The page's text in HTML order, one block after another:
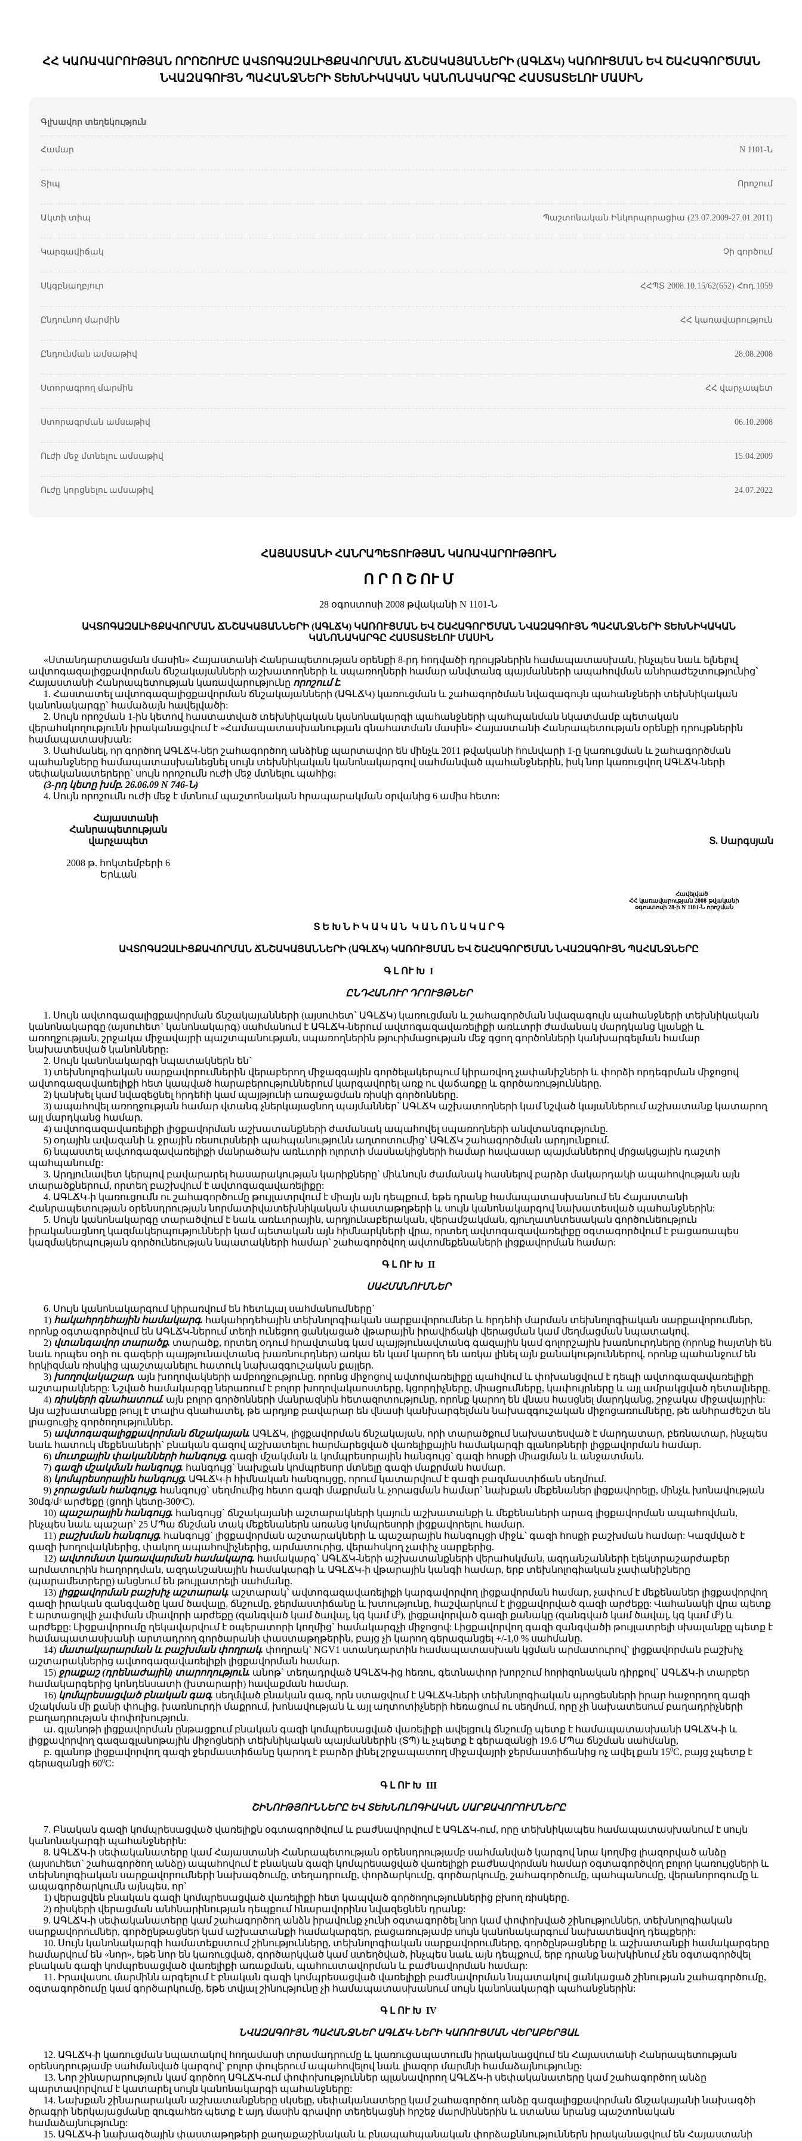
ՀՀ ԿԱՌԱՎԱՐՈՒԹՅԱՆ ՈՐՈՇՈՒՄԸ ԱՎՏՈԳԱԶԱԼԻՑՔԱՎՈՐՄԱՆ ՃՆՇԱԿԱՅԱՆՆԵՐԻ (ԱԳԼՃԿ) ԿԱՌՈՒՑՄԱՆ ԵՎ ՇԱՀԱԳՈՐԾՄԱՆ
ՆՎԱԶԱԳՈՒՅՆ ՊԱՀԱՆՋՆԵՐԻ ՏԵԽՆԻԿԱԿԱՆ ԿԱՆՈՆԱԿԱՐԳԸ ՀԱՍՏԱՏԵԼՈՒ ՄԱՍԻՆ
Գլխավոր տեղեկություն
Համար N 1101-Ն
Տիպ Որոշում
Ակտի տիպ Պաշտոնական Ինկորպորացիա (23.07.2009-27.01.2011)
Կարգավիճակ Չի գործում
Սկզբնաղբյուր ՀՀՊՏ 2008.10.15/62(652) Հոդ.1059
Ընդունող մարմին ՀՀ կառավարություն
Ընդունման ամսաթիվ 28.08.2008
Ստորագրող մարմին ՀՀ վարչապետ
Ստորագրման ամսաթիվ 06.10.2008
Ուժի մեջ մտնելու ամսաթիվ 15.04.2009
Ուժը կորցնելու ամսաթիվ 24.07.2022
ՀԱՅԱՍՏԱՆԻ ՀԱՆՐԱՊԵՏՈՒԹՅԱՆ ԿԱՌԱՎԱՐՈՒԹՅՈՒՆ
Ո Ր Ո Շ ՈՒ Մ
28 օգոստոսի 2008 թվականի N 1101-Ն
ԱՎՏՈԳԱԶԱԼԻՑՔԱՎՈՐՄԱՆ ՃՆՇԱԿԱՅԱՆՆԵՐԻ (ԱԳԼՃԿ) ԿԱՌՈՒՑՄԱՆ ԵՎ ՇԱՀԱԳՈՐԾՄԱՆ ՆՎԱԶԱԳՈՒՅՆ ՊԱՀԱՆՋՆԵՐԻ ՏԵԽՆԻԿԱԿԱՆ
ԿԱՆՈՆԱԿԱՐԳԸ ՀԱՍՏԱՏԵԼՈՒ ՄԱՍԻՆ
«Ստանդարտացման մասին» Հայաստանի Հանրապետության օրենքի 8-րդ հոդվածի դրույթներին համապատասխան, ինչպես նաև ելնելով
ավտոգազալիցքավորման ճնշակայանների աշխատողների և սպառողների համար անվտանգ պայմանների ապահովման անհրաժեշտությունից`
Հայաստանի Հանրապետության կառավարությունը որոշում է.
1. Հաստատել ավտոգազալիցքավորման ճնշակայանների (ԱԳԼՃԿ) կառուցման և շահագործման նվազագույն պահանջների տեխնիկական
կանոնակարգը` համաձայն հավելվածի:
2. Սույն որոշման 1-ին կետով հաստատված տեխնիկական կանոնակարգի պահանջների պահպանման նկատմամբ պետական
վերահսկողությունն իրականացվում է «Համապատասխանության գնահատման մասին» Հայաստանի Հանրապետության օրենքի դրույթներին
համապատասխան:
3. Սահմանել, որ գործող ԱԳԼՃԿ-ներ շահագործող անձինք պարտավոր են մինչև 2011 թվականի հունվարի 1-ը կառուցման և շահագործման
պահանջները համապատասխանեցնել սույն տեխնիկական կանոնակարգով սահմանված պահանջներին, իսկ նոր կառուցվող ԱԳԼՃԿ-ների
սեփականատերերը` սույն որոշումն ուժի մեջ մտնելու պահից:
(3-րդ կետը խմբ. 26.06.09 N 746-Ն)
4. Սույն որոշումն ուժի մեջ է մտնում պաշտոնական հրապարակման օրվանից 6 ամիս հետո:
Հայաստանի
Հանրապետության
վարչապետ
Տ. Սարգսյան
2008 թ. հոկտեմբերի 6
Երևան
Հավելված
ՀՀ կառավարության 2008 թվականի
օգոստոսի 28-ի N 1101-Ն որոշման
Տ Ե Խ Ն Ի Կ Ա Կ Ա Ն Կ Ա Ն Ո Ն Ա Կ Ա Ր Գ
ԱՎՏՈԳԱԶԱԼԻՑՔԱՎՈՐՄԱՆ ՃՆՇԱԿԱՅԱՆՆԵՐԻ (ԱԳԼՃԿ) ԿԱՌՈՒՑՄԱՆ ԵՎ ՇԱՀԱԳՈՐԾՄԱՆ ՆՎԱԶԱԳՈՒՅՆ ՊԱՀԱՆՋՆԵՐԸ
Գ Լ ՈՒ Խ I
ԸՆԴՀԱՆՈՒՐ ԴՐՈՒՅԹՆԵՐ
1. Սույն ավտոգազալիցքավորման ճնշակայանների (այսուհետ` ԱԳԼՃԿ) կառուցման և շահագործման նվազագույն պահանջների տեխնիկական
կանոնակարգը (այսուհետ` կանոնակարգ) սահմանում է ԱԳԼՃԿ-ներում ավտոգազավառելիքի առևտրի ժամանակ մարդկանց կյանքի և
առողջության, շրջակա միջավայրի պաշտպանության, սպառողներին թյուրիմացության մեջ գցող գործոնների կանխարգելման համար
նախատեսված կանոնները:
2. Սույն կանոնակարգի նպատակներն են`
1) տեխնոլոգիական սարքավորումներին վերաբերող միջազգային գործելակերպում կիրառվող չափանիշների և փորձի որդեգրման միջոցով
ավտոգազավառելիքի հետ կապված հարաբերություններում կարգավորել առք ու վաճառքը և գործառությունները.
2) կանխել կամ նվազեցնել հրդեհի կամ պայթյունի առաջացման ռիսկի գործոնները.
3) ապահովել առողջության համար վտանգ չներկայացնող պայմաններ` ԱԳԼՃԿ աշխատողների կամ նշված կայաններում աշխատանք կատարող
այլ մարդկանց համար.
4) ավտոգազավառելիքի լիցքավորման աշխատանքների ժամանակ ապահովել սպառողների անվտանգությունը.
5) օդային ավազանի և ջրային ռեսուրսների պահպանությունն աղտոտումից` ԱԳԼՃԿ շահագործման արդյունքում.
6) նպաստել ավտոգազավառելիքի մանրածախ առևտրի ոլորտի մասնակիցների համար հավասար պայմաններով մրցակցային դաշտի
պահպանումը:
3. Արդյունավետ կերպով բավարարել հասարակության կարիքները` միևնույն ժամանակ հասնելով բարձր մակարդակի ապահովության այն
տարածքներում, որտեղ բաշխվում է ավտոգազավառելիքը:
4. ԱԳԼՃԿ-ի կառուցումն ու շահագործումը թույլատրվում է միայն այն դեպքում, եթե դրանք համապատասխանում են Հայաստանի
Հանրապետության օրենսդրության նորմատիվատեխնիկական փաստաթղթերի և սույն կանոնակարգով նախատեսված պահանջներին:
5. Սույն կանոնակարգը տարածվում է նաև առևտրային, արդյունաբերական, վերամշակման, գյուղատնտեսական գործունեություն
իրականացնող կազմակերպությունների կամ պետական այն հիմնարկների վրա, որտեղ ավտոգազավառելիքը օգտագործվում է բացառապես
կազմակերպության գործունեության նպատակների համար` շահագործվող ավտոմեքենաների լիցքավորման համար:
Գ Լ ՈՒ Խ II
ՍԱՀՄԱՆՈՒՄՆԵՐ
6. Սույն կանոնակարգում կիրառվում են հետևյալ սահմանումները`
1) հակահրդեհային համակարգ. հակահրդեհային տեխնոլոգիական սարքավորումներ և հրդեհի մարման տեխնոլոգիական սարքավորումներ,
որոնք օգտագործվում են ԱԳԼՃԿ-ներում տեղի ունեցող ցանկացած վթարային իրավիճակի վերացման կամ մեղմացման նպատակով.
2) վտանգավոր տարածք. տարածք, որտեղ օդում հրավտանգ կամ պայթյունավտանգ գազային կամ գոլորշային խառնուրդները (որոնք հայտնի են
նաև որպես օդի ու գազերի պայթյունավտանգ խառնուրդներ) առկա են կամ կարող են առկա լինել այն քանակություններով, որոնք պահանջում են
հրկիզման ռիսկից պաշտպանելու հատուկ նախազգուշական քայլեր.
3) խողովակաշար. այն խողովակների ամբողջությունը, որոնց միջոցով ավտովառելիքը պահվում և փոխանցվում է դեպի ավտոգազավառելիքի
աշտարակները: Նշված համակարգը ներառում է բոլոր խողովակաոստերը, կցորդիչները, միացումները, կափույրները և այլ ամրակցված դետալները.
4) ռիսկերի գնահատում. այն բոլոր գործոնների մանրազնին հետազոտությունը, որոնք կարող են վնաս հասցնել մարդկանց, շրջակա միջավայրին:
Այս աշխատանքը թույլ է տալիս գնահատել, թե արդյոք բավարար են վնասի կանխարգելման նախազգուշական միջոցառումները, թե անհրաժեշտ են
լրացուցիչ գործողություններ.
5) ավտոգազալիցքավորման ճնշակայան. ԱԳԼՃԿ, լիցքավորման ճնշակայան, որի տարածքում նախատեսված է մարդատար, բեռնատար, ինչպես
նաև հատուկ մեքենաների` բնական գազով աշխատելու հարմարեցված վառելիքային համակարգի գլանոթների լիցքավորման համար.
6) մուտքային փականների հանգույց. գազի մշակման և կոմպրեսորային հանգույց` գազի հոսքի միացման և անջատման.
7) գազի մշակման հանգույց. հանգույց` նախքան կոմպրեսոր մտնելը գազի մաքրման համար.
8) կոմպրեսորային հանգույց. ԱԳԼՃԿ-ի հիմնական հանգույցը, որում կատարվում է գազի բազմաստիճան սեղմում.
9) չորացման հանգույց. հանգույց` սեղմումից հետո գազի մաքրման և չորացման համար` նախքան մեքենաներ լիցքավորելը, մինչև խոնավության
30մգ/մ3 արժեքը (ցողի կետը-3000C).
10) պաշարային հանգույց. հանգույց` ճնշակայանի աշտարակների կայուն աշխատանքի և մեքենաների արագ լիցքավորման ապահովման,
ինչպես նաև պաշար` 25 ՄՊա ճնշման տակ մեքենաներն առանց կոմպրեսորի լիցքավորելու համար.
11) բաշխման հանգույց. հանգույց` լիցքավորման աշտարակների և պաշարային հանգույցի միջև` գազի հոսքի բաշխման համար: Կազմված է
գազի խողովակներից, փակող ապահովիչներից, արմատուրից, վերահսկող չափիչ սարքերից.
12) ավտոմատ կառավարման համակարգ. համակարգ` ԱԳԼՃԿ-ների աշխատանքների վերահսկման, ազդանշանների էլեկտրաշարժաբեր
արմատուրին հաղորդման, ազդանշանային համակարգի և ԱԳԼՃԿ-ի վթարային կանգի համար, երբ տեխնոլոգիական չափանիշները
(պարամետրերը) անցնում են թույլատրելի սահմանը.
13) լիցքավորման բաշխիչ աշտարակ. աշտարակ` ավտոգազավառելիքի կարգավորվող լիցքավորման համար, չափում է մեքենաներ լիցքավորվող
գազի իրական զանգվածը կամ ծավալը, ճնշումը, ջերմաստիճանը և խտությունը, հաշվարկում է լիցքավորված գազի արժեքը: Վահանակի վրա պետք
է արտացոլվի չափման միավորի արժեքը (զանգված կամ ծավալ, կգ կամ մ3), լիցքավորված գազի քանակը (զանգված կամ ծավալ, կգ կամ մ3) և
արժեքը: Լիցքավորումը ղեկավարվում է օպերատորի կողմից` համակարգչի միջոցով: Լիցքավորվող գազի զանգվածի թույլատրելի սխալանքը պետք է
համապատասխանի արտադրող գործարանի փաստաթղթերին, բայց չի կարող գերազանցել +/-1,0 % սահմանը.
14) մատակարարման և բաշխման փողրակ. փողրակ` NGV1 ստանդարտին համապատասխան կցման արմատուրով` լիցքավորման բաշխիչ
աշտարակներից ավտոգազավառելիքի լիցքավորման համար.
15) ջրաքաշ (դրենաժային) տարողություն. անոթ` տեղադրված ԱԳԼՃԿ-ից հեռու, գետնափոր խորշում հորիզոնական դիրքով` ԱԳԼՃԿ-ի տարբեր
համակարգերից կոնդենսատի (խտարարի) հավաքման համար.
16) կոմպրեսացված բնական գազ. սեղմված բնական գազ, որն ստացվում է ԱԳԼՃԿ-ների տեխնոլոգիական պրոցեսների իրար հաջորդող գազի
մշակման մի քանի փուլից. խառնուրդի մաքրում, խոնավության և այլ աղտոտիչների հեռացում ու սեղմում, որը չի նախատեսում բաղադրիչների
բաղադրության փոփոխություն.
ա. գլանոթի լիցքավորման ընթացքում բնական գազի կոմպրեսացված վառելիքի ավելցուկ ճնշումը պետք է համապատասխանի ԱԳԼՃԿ-ի և
լիցքավորվող գազագլանոթային միջոցների տեխնիկական պայմաններին (ՏՊ) և չպետք է գերազանցի 19.6 ՄՊա ճնշման սահմանը,
բ. գլանոթ լիցքավորվող գազի ջերմաստիճանը կարող է բարձր լինել շրջապատող միջավայրի ջերմաստիճանից ոչ ավել քան 150C, բայց չպետք է
գերազանցի 600C:
Գ Լ ՈՒ Խ III
ՇԻՆՈՒԹՅՈՒՆՆԵՐԸ ԵՎ ՏԵԽՆՈԼՈԳԻԱԿԱՆ ՍԱՐՔԱՎՈՐՈՒՄՆԵՐԸ
7. Բնական գազի կոմպրեսացված վառելիքն օգտագործվում և բաժնավորվում է ԱԳԼՃԿ-ում, որը տեխնիկապես համապատասխանում է սույն
կանոնակարգի պահանջներին:
8. ԱԳԼՃԿ-ի սեփականատերը կամ Հայաստանի Հանրապետության օրենսդրությամբ սահմանված կարգով նրա կողմից լիազորված անձը
(այսուհետ` շահագործող անձը) ապահովում է բնական գազի կոմպրեսացված վառելիքի բաժնավորման համար օգտագործվող բոլոր կառույցների և
տեխնոլոգիական սարքավորումների նախագծումը, տեղադրումը, փորձարկումը, գործարկումը, շահագործումը, պահպանումը, վերանորոգումը և
ապագործարկումն այնպես, որ`
1) վերացվեն բնական գազի կոմպրեսացված վառելիքի հետ կապված գործողություններից բխող ռիսկերը.
2) ռիսկերի վերացման անհնարինության դեպքում հնարավորինս նվազեցնեն դրանք:
9. ԱԳԼՃԿ-ի սեփականատերը կամ շահագործող անձն իրավունք չունի օգտագործել նոր կամ փոփոխված շինություններ, տեխնոլոգիական
սարքավորումներ, գործընթացներ կամ աշխատանքի համակարգեր, բացառությամբ սույն կանոնակարգում նախատեսվող դեպքերի:
10. Սույն կանոնակարգի համատեքստում շինությունները, տեխնոլոգիական սարքավորումները, գործընթացները և աշխատանքի համակարգերը
համարվում են «նոր», եթե նոր են կառուցված, գործարկված կամ ստեղծված, ինչպես նաև այն դեպքում, երբ դրանք նախկինում չեն օգտագործվել
բնական գազի կոմպրեսացված վառելիքի առաքման, պահուստավորման և բաժնավորման համար:
11. Իրավասու մարմինն արգելում է բնական գազի կոմպրեսացված վառելիքի բաժնավորման նպատակով ցանկացած շինության շահագործումը,
օգտագործումը կամ գործարկումը, եթե տվյալ շինությունը չի համապատասխանում սույն կանոնակարգի պահանջներին:
Գ Լ ՈՒ Խ IV
ՆՎԱԶԱԳՈՒՅՆ ՊԱՀԱՆՋՆԵՐ ԱԳԼՃԿ-ՆԵՐԻ ԿԱՌՈՒՑՄԱՆ ՎԵՐԱԲԵՐՅԱԼ
12. ԱԳԼՃԿ-ի կառուցման նպատակով հողամասի տրամադրումը և կառուցապատումն իրականացվում են Հայաստանի Հանրապետության
օրենսդրությամբ սահմանված կարգով` բոլոր փուլերում ապահովելով նաև լիազոր մարմնի համաձայնությունը:
13. Նոր շինարարություն կամ գործող ԱԳԼՃԿ-ում փոփոխություններ պլանավորող ԱԳԼՃԿ-ի սեփականատերը կամ շահագործող անձը
պարտավորվում է կատարել սույն կանոնակարգի պահանջները:
14. Նախքան շինարարական աշխատանքները սկսելը, սեփականատերը կամ շահագործող անձը գազալիցքավորման ճնշակայանի նախագծի
ծրագրի ներկայացմանը զուգահեռ պետք է այդ մասին գրավոր տեղեկացնի հրշեջ մարմիններին և ստանա նրանց պաշտոնական
համաձայնությունը:
15. ԱԳԼՃԿ-ի նախագծային փաստաթղթերի քաղաքաշինական և բնապահպանական փորձաքննություններն իրականացվում են Հայաստանի